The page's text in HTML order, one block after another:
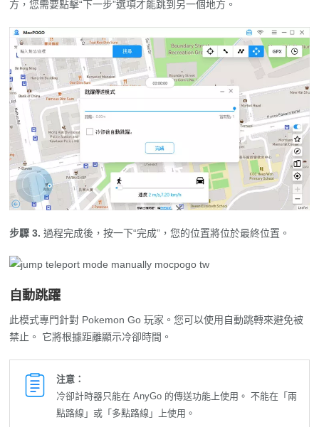
方，您需要點擊“下一步”選項才能跳到另一個地方。
步驟 3. 過程完成後，按一下“完成”，您的位置將位於最終位置。
此模式專門針對 Pokemon Go 玩家。您可以使用自動跳轉來避免被
禁止。 它將根據距離顯示冷卻時間。
注意：
冷卻計時器只能在 AnyGo 的傳送功能上使用。 不能在「兩
點路線」或「多點路線」上使用。